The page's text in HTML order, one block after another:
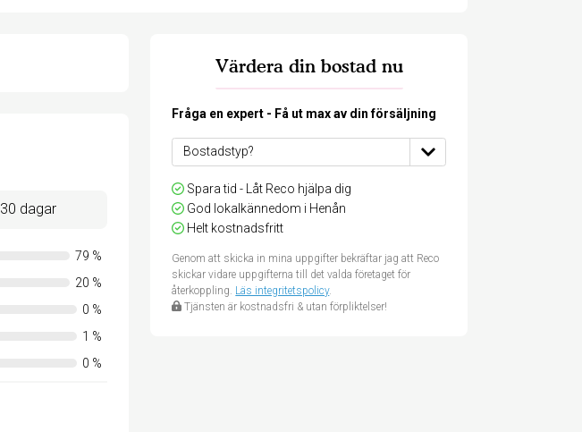
30 dagar
79 %
20 %
0 %
1 %
0 %
Värdera din bostad nu
Fråga en expert - Få ut max av din försäljning
Spara tid - Låt Reco hjälpa dig
God lokalkännedom i Henån
Helt kostnadsfritt
Genom att skicka in mina uppgifter bekräftar jag att Reco
skickar vidare uppgifterna till det valda företaget för
återkoppling. Läs integritetspolicy.
Tjänsten är kostnadsfri & utan förpliktelser!